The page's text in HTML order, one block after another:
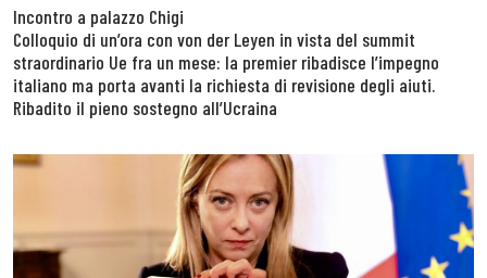
Incontro a palazzo Chigi
Colloquio di un’ora con von der Leyen in vista del summit
straordinario Ue fra un mese: la premier ribadisce l’impegno
italiano ma porta avanti la richiesta di revisione degli aiuti.
Ribadito il pieno sostegno all’Ucraina